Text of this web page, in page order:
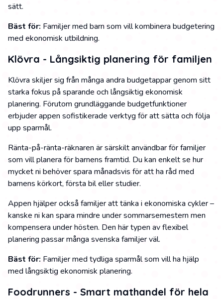
sätt.
Bäst för: Familjer med barn som vill kombinera budgetering
med ekonomisk utbildning.
Klövra - Långsiktig planering för familjen
Klövra skiljer sig från många andra budgetappar genom sitt
starka fokus på sparande och långsiktig ekonomisk
planering. Förutom grundläggande budgetfunktioner
erbjuder appen sofistikerade verktyg för att sätta och följa
upp sparmål.
Ränta-på-ränta-räknaren är särskilt användbar för familjer
som vill planera för barnens framtid. Du kan enkelt se hur
mycket ni behöver spara månadsvis för att ha råd med
barnens körkort, första bil eller studier.
Appen hjälper också familjer att tänka i ekonomiska cykler –
kanske ni kan spara mindre under sommarsemestern men
kompensera under hösten. Den här typen av flexibel
planering passar många svenska familjer väl.
Bäst för: Familjer med tydliga sparmål som vill ha hjälp
med långsiktig ekonomisk planering.
Foodrunners - Smart mathandel för hela